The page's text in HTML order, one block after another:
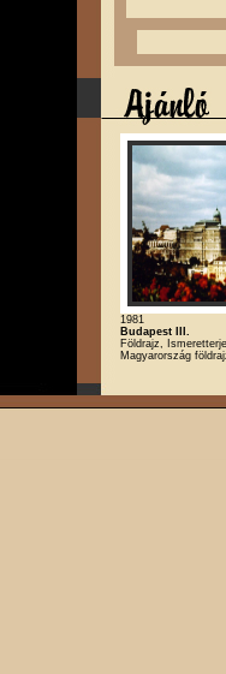
1981
Budapest III.
Földrajz,
Magyarország